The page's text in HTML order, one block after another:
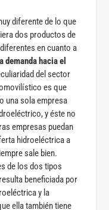
diferente de lo que
dos productos de
en cuanto a
demanda hacia el
del sector
es que
una sola empresa
y éste no
empresas puedan
hidroeléctrica a
sale bien.
de los dos tipos
beneficiada por
y la
ella también tiene